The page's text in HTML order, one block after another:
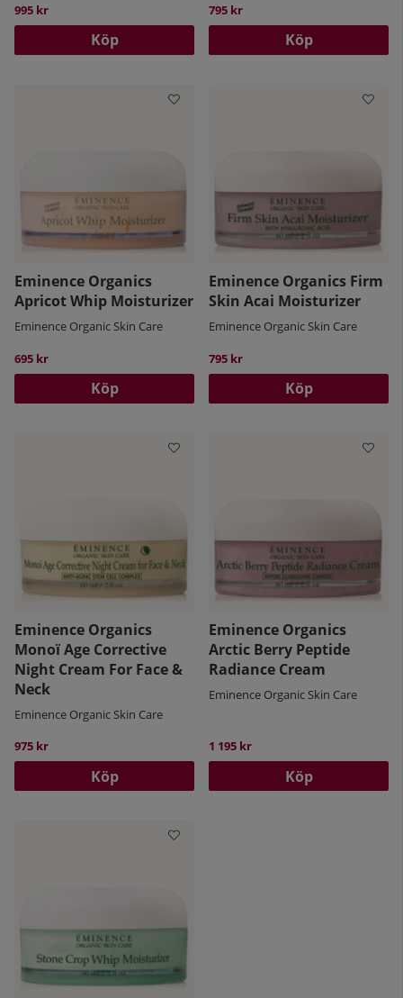
995 kr
Köp
795 kr
Köp
Eminence Organics
Apricot Whip Moisturizer
Eminence Organic Skin Care
695 kr
Köp
Eminence Organics Firm
Skin Acai Moisturizer
Eminence Organic Skin Care
795 kr
Köp
Eminence Organics
Monoï Age Corrective
Night Cream For Face &
Neck
Eminence Organic Skin Care
975 kr
Köp
Eminence Organics
Arctic Berry Peptide
Radiance Cream
Eminence Organic Skin Care
1 195 kr
Köp